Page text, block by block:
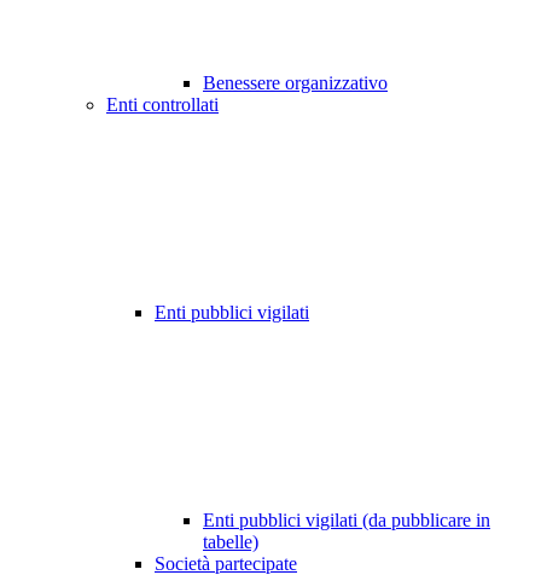
Benessere organizzativo
Enti controllati
Enti pubblici vigilati
Enti pubblici vigilati (da pubblicare in
tabelle)
Società partecipate